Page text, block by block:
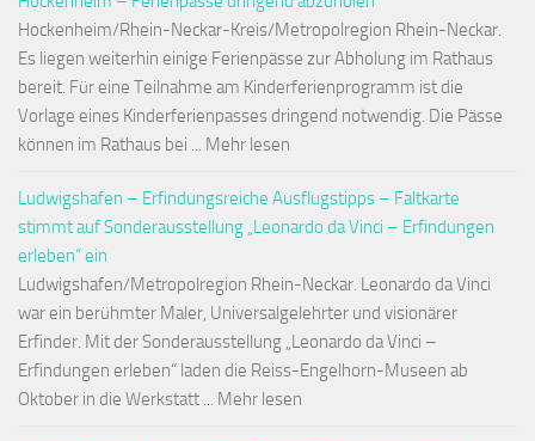
Hockenheim/Rhein-Neckar-Kreis/Metropolregion Rhein-Neckar.
Es liegen weiterhin einige Ferienpässe zur Abholung im Rathaus
bereit. Für eine Teilnahme am Kinderferienprogramm ist die
Vorlage eines Kinderferienpasses dringend notwendig. Die Pässe
können im Rathaus bei ... Mehr lesen
Ludwigshafen – Erfindungsreiche Ausflugstipps – Faltkarte
stimmt auf Sonderausstellung „Leonardo da Vinci – Erfindungen
erleben“ ein
Ludwigshafen/Metropolregion Rhein-Neckar. Leonardo da Vinci
war ein berühmter Maler, Universalgelehrter und visionärer
Erfinder. Mit der Sonderausstellung „Leonardo da Vinci –
Erfindungen erleben“ laden die Reiss-Engelhorn-Museen ab
Oktober in die Werkstatt ... Mehr lesen